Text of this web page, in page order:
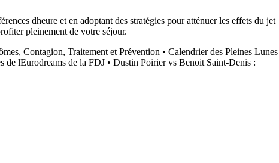
dheure et en adoptant des stratégies pour atténuer les effets du jet
pleinement de votre séjour.
Contagion, Traitement et Prévention • Calendrier des Pleines Lunes
de lEurodreams de la FDJ • Dustin Poirier vs Benoit Saint-Denis :